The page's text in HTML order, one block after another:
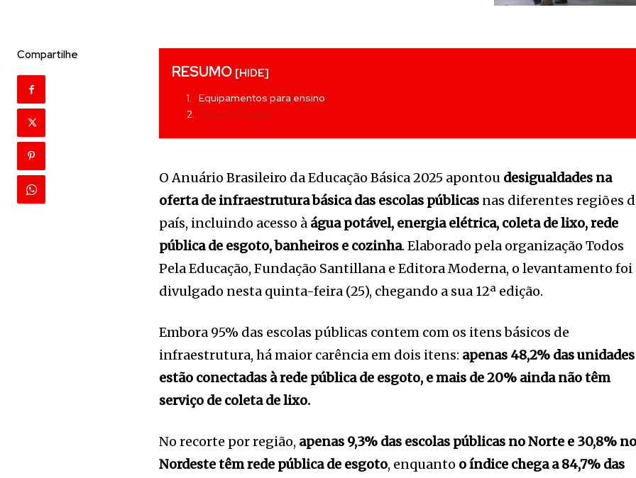
Compartilhe
RESUMO [HIDE]
Equipamentos para ensino
Aprendizagem
O Anuário Brasileiro da Educação Básica 2025 apontou desigualdades na
oferta de infraestrutura básica das escolas públicas nas diferentes regiões
país, incluindo acesso à água potável, energia elétrica, coleta de lixo, rede
pública de esgoto, banheiros e cozinha. Elaborado pela organização Todos
Pela Educação, Fundação Santillana e Editora Moderna, o levantamento foi
divulgado nesta quinta-feira (25), chegando a sua 12ª edição.
Embora 95% das escolas públicas contem com os itens básicos de
infraestrutura, há maior carência em dois itens: apenas 48,2% das unidades
estão conectadas à rede pública de esgoto, e mais de 20% ainda não têm
serviço de coleta de lixo.
No recorte por região, apenas 9,3% das escolas públicas no Norte e 30,8%
Nordeste têm rede pública de esgoto, enquanto o índice chega a 84,7% das